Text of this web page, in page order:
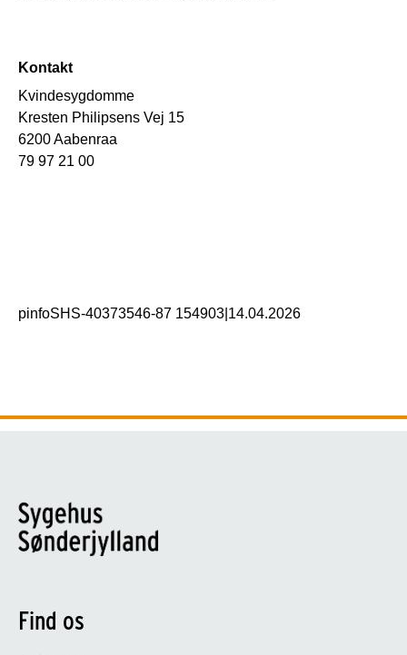
Kontakt
Kvindesygdomme
Kresten Philipsens Vej 15
6200 Aabenraa
79 97 21 00
pinfoSHS-40373546-87 154903 14.04.2026
Find os